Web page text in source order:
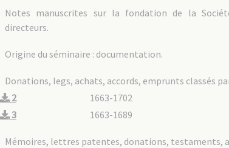
Notes manuscrites sur la fondation de la
directeurs.
Origine du séminaire : documentation.
Donations, legs, achats, accords, emprunts classés
2
1663-1702
3
1663-1689
Mémoires, lettres patentes, donations, testaments,